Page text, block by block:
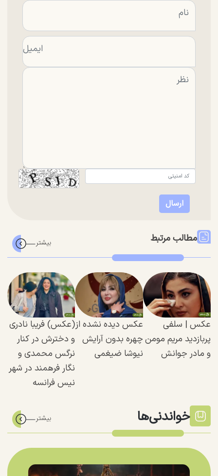
مطالب مرتبط
عکس | سلفی
پربازدید مریم مومن
و مادر جوانش
عکس دیده نشده از
چهره بدون آرایش
نیوشا ضیغمی
(عکس) فریبا نادری
و دخترش در کنار
نرگس محمدی و
نگار فرهمند در شهر
نیس فرانسه
خواندنی‌ها